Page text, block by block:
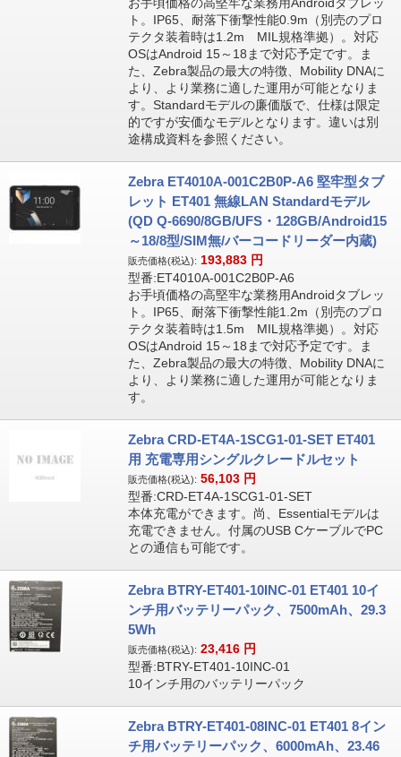
ト。IP65、耐落下衝撃性能0.9m（別売のプロ
テクタ装着時は1.2m MIL規格準拠）。対応
OSはAndroid 15～18まで対応予定です。ま
た、Zebra製品の最大の特徴、Mobility DNAに
より、より業務に適した運用が可能となりま
す。Standardモデルの廉価版で、仕様は限定
的ですが安価なモデルとなります。違いは別
途構成資料を参照ください。
Zebra ET4010A-001C2B0P-A6 堅牢型タブ
レット ET401 無線LAN Standardモデル
(QD Q-6690/8GB/UFS・128GB/Android15
～18/8型/SIM無/バーコードリーダー内蔵)
販売価格(税込): 193,883 円
型番:ET4010A-001C2B0P-A6
お手頃価格の高堅牢な業務用Androidタブレッ
ト。IP65、耐落下衝撃性能1.2m（別売のプロ
テクタ装着時は1.5m MIL規格準拠）。対応
OSはAndroid 15～18まで対応予定です。ま
た、Zebra製品の最大の特徴、Mobility DNAに
より、より業務に適した運用が可能となりま
す。
Zebra CRD-ET4A-1SCG1-01-SET ET401
用 充電専用シングルクレードルセット
販売価格(税込): 56,103 円
型番:CRD-ET4A-1SCG1-01-SET
本体充電ができます。尚、Essentialモデルは
充電できません。付属のUSB CケーブルでPC
との通信も可能です。
Zebra BTRY-ET401-10INC-01 ET401 10イ
ンチ用バッテリーパック、7500mAh、29.3
5Wh
販売価格(税込): 23,416 円
型番:BTRY-ET401-10INC-01
10インチ用のバッテリーパック
Zebra BTRY-ET401-08INC-01 ET401 8イン
チ用バッテリーパック、6000mAh、23.46